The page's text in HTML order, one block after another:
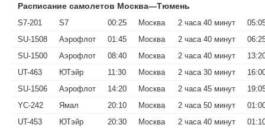
Расписание самолетов Москва—Тюмень
S7-201 S7 00:25 Москва 2 часа 40 минут
SU-1508
Аэрофлот 01:45 Москва 2 часа 40 минут
SU-1500
Аэрофлот 08:40 Москва 2 часа 40 минут
UT-463
ЮТэйр 11:30 Москва 2 часа 30 минут
SU-1506
Аэрофлот 14:20 Москва 2 часа 45 минут
YC-242
Ямал 20:10 Москва 2 часа 50 минут
UT-453
ЮТэйр 20:30 Москва 2 часа 40 минут